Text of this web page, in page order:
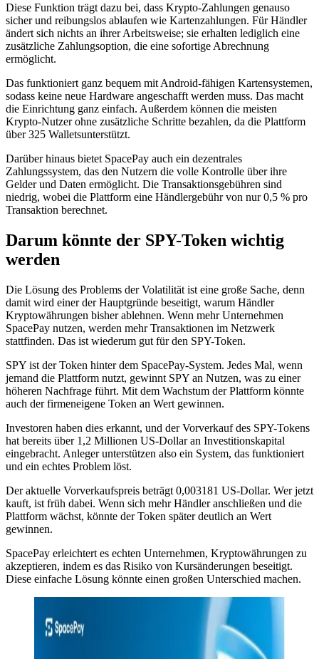
Diese Funktion trägt dazu bei, dass Krypto-Zahlungen genauso
sicher und reibungslos ablaufen wie Kartenzahlungen. Für Händler
ändert sich nichts an ihrer Arbeitsweise; sie erhalten lediglich eine
zusätzliche Zahlungsoption, die eine sofortige Abrechnung
ermöglicht.
Das funktioniert ganz bequem mit Android-fähigen Kartensystemen,
sodass keine neue Hardware angeschafft werden muss. Das macht
die Einrichtung ganz einfach. Außerdem können die meisten
Krypto-Nutzer ohne zusätzliche Schritte bezahlen, da die Plattform
über 325 Walletsunterstützt.
Darüber hinaus bietet SpacePay auch ein dezentrales
Zahlungssystem, das den Nutzern die volle Kontrolle über ihre
Gelder und Daten ermöglicht. Die Transaktionsgebühren sind
niedrig, wobei die Plattform eine Händlergebühr von nur 0,5 % pro
Transaktion berechnet.
Darum könnte der SPY-Token wichtig
werden
Die Lösung des Problems der Volatilität ist eine große Sache, denn
damit wird einer der Hauptgründe beseitigt, warum Händler
Kryptowährungen bisher ablehnen. Wenn mehr Unternehmen
SpacePay nutzen, werden mehr Transaktionen im Netzwerk
stattfinden. Das ist wiederum gut für den SPY-Token.
SPY ist der Token hinter dem SpacePay-System. Jedes Mal, wenn
jemand die Plattform nutzt, gewinnt SPY an Nutzen, was zu einer
höheren Nachfrage führt. Mit dem Wachstum der Plattform könnte
auch der firmeneigene Token an Wert gewinnen.
Investoren haben dies erkannt, und der Vorverkauf des SPY-Tokens
hat bereits über 1,2 Millionen US-Dollar an Investitionskapital
eingebracht. Anleger unterstützen also ein System, das funktioniert
und ein echtes Problem löst.
Der aktuelle Vorverkaufspreis beträgt 0,003181 US-Dollar. Wer jetzt
kauft, ist früh dabei. Wenn sich mehr Händler anschließen und die
Plattform wächst, könnte der Token später deutlich an Wert
gewinnen.
SpacePay erleichtert es echten Unternehmen, Kryptowährungen zu
akzeptieren, indem es das Risiko von Kursänderungen beseitigt.
Diese einfache Lösung könnte einen großen Unterschied machen.